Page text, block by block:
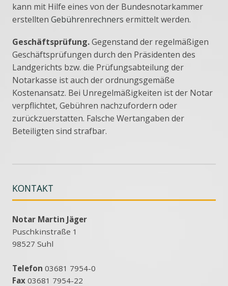
kann mit Hilfe eines von der Bundesnotarkammer
erstellten Gebührenrechners ermittelt werden.
Geschäftsprüfung.Gegenstand der regelmäßigen
Geschäftsprüfungen durch den Präsidenten des
Landgerichts bzw. die Prüfungsabteilung der
Notarkasse ist auch der ordnungsgemäße
Kostenansatz. Bei Unregelmäßigkeiten ist der Notar
verpflichtet, Gebühren nachzufordern oder
zurückzuerstatten. Falsche Wertangaben der
Beteiligten sind strafbar.
KONTAKT
Notar Martin Jäger
Puschkinstraße 1
98527 Suhl
Telefon 03681 7954-0
Fax 03681 7954-22